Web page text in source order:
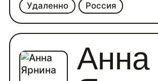
Удаленно Россия
Анна